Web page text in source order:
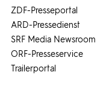
ZDF-Presseportal
ARD-Pressedienst
SRF Media Newsroom
ORF-Presseservice
Trailerportal